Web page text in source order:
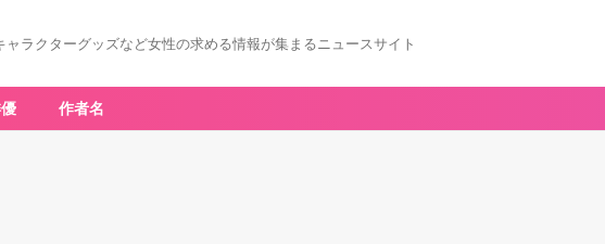
ャラクターグッズなど女性の求める情報が集まるニュースサイト
作者名